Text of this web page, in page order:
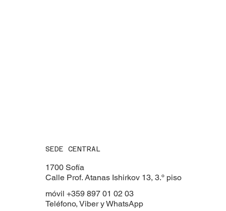
SEDE CENTRAL
1700 Sofía
Calle Prof. Atanas Ishirkov 13, 3.º piso
móvil +359 897 01 02 03
Teléfono, Viber y WhatsApp